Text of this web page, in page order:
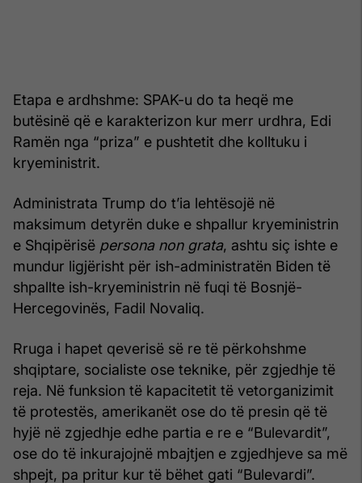
Etapa e ardhshme: SPAK-u do ta heqë me
butësinë që e karakterizon kur merr urdhra, Edi
Ramën nga “priza” e pushtetit dhe kolltuku i
kryeministrit.
Administrata Trump do t’ia lehtësojë në
maksimum detyrën duke e shpallur kryeministrin
e Shqipërisë persona non grata, ashtu siç ishte e
mundur ligjërisht për ish-administratën Biden të
shpallte ish-kryeministrin në fuqi të Bosnjë-
Hercegovinës, Fadil Novaliq.
Rruga i hapet qeverisë së re të përkohshme
shqiptare, socialiste ose teknike, për zgjedhje të
reja. Në funksion të kapacitetit të vetorganizimit
të protestës, amerikanët ose do të presin që të
hyjë në zgjedhje edhe partia e re e “Bulevardit”,
ose do të inkurajojnë mbajtjen e zgjedhjeve sa më
shpejt, pa pritur kur të bëhet gati “Bulevardi”.